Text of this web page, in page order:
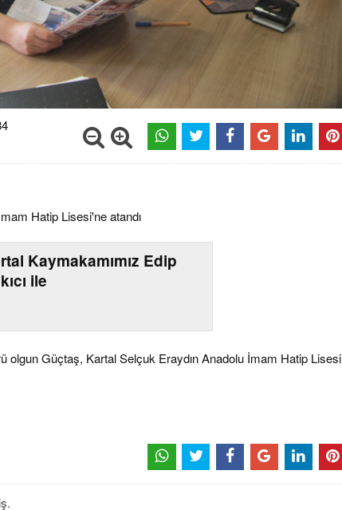
Hatip Lisesi'ne atandı
Kaymakamımız Edip
ile
olgun Güçtaş, Kartal Selçuk Eraydın Anadolu İmam Hatip Lisesi